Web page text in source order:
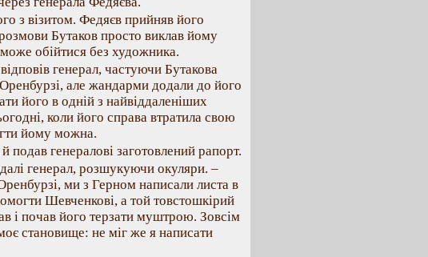
з візитом. Федяєв прийняв його
Бутаков просто виклав йому
обійтися без художника.
генерал, частуючи Бутакова
але жандарми додали до його
його в одній з найвіддаленіших
коли його справа втратила свою
йому можна.
подав генералові заготовлений рапорт.
генерал, розшукуючи окуляри. –
ми з Герном написали листа в
Шевченкові, а той товстошкірий
і почав його терзати муштрою. Зовсім
становище: не міг же я написати